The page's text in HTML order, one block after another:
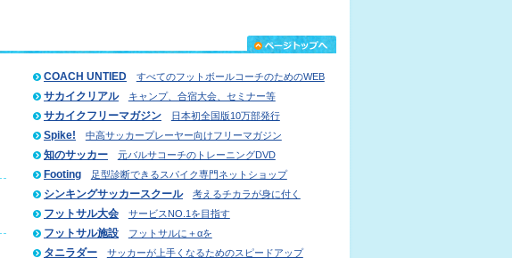
COACH UNTIED すべてのフットボールコーチのためのWEB
サカイクリアル キャンプ、合宿大会、セミナー等
サカイクフリーマガジン 日本初全国版10万部発行
Spike! 中高サッカープレーヤー向けフリーマガジン
知のサッカー 元バルサコーチのトレーニングDVD
Footing 足型診断できるスパイク専門ネットショップ
シンキングサッカースクール 考えるチカラが身に付く
フットサル大会 サービスNO.1を目指す
フットサル施設 フットサルに＋αを
タニラダー サッカーが上手くなるためのスピードアップ